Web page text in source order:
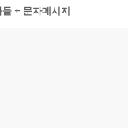
들 + 문자메시지